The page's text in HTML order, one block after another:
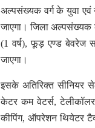
अल्पसंख्यक वर्ग के युवा एवं
जाएगा।जिला अल्पसंख्यक
(1 वर्ष), फूड़ एण्ड बेवरेज
जाएगा।
इसके अतिरिक्त सीनियर
केटर कम वेटर्स, टेलीकॉलर
कीपिंग, ऑपरेशन थियेटर